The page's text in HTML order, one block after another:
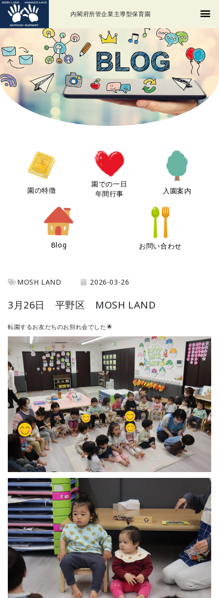
内閣府所管企業主導型保育園
園の特徴
園での一日
年間行事
入園案内
Blog お問い合わせ
MOSH LAND 2026-03-26
3月26日 平野区 MOSH LAND
転園するお友だちのお別れ会でした🌟